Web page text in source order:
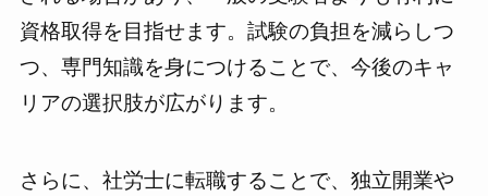
資格取得を目指せます。試験の負担を減らしつ
つ、専門知識を身につけることで、今後のキャ
リアの選択肢が広がります。
さらに、社労士に転職することで、独立開業や